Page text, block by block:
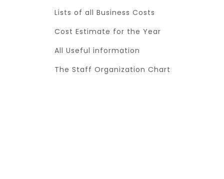
Lists of all Business Costs
Cost Estimate for the Year
All Useful information
The Staff Organization Chart